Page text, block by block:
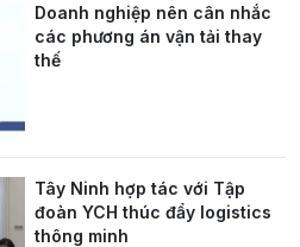
Doanh nghiệp nên cân nhắc
các phương án vận tải thay
thế
Tây Ninh hợp tác với Tập
đoàn YCH thúc đẩy logistics
thông minh